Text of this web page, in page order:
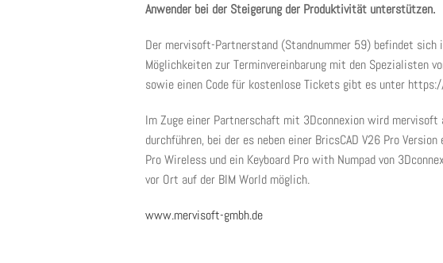
Anwender bei der Steigerung der Produktivität unterstützen.
Der mervisoft-Partnerstand (Standnummer 59) befindet sich
Möglichkeiten zur Terminvereinbarung mit den Spezialisten
sowie einen Code für kostenlose Tickets gibt es unter
Im Zuge einer Partnerschaft mit 3Dconnexion wird mervisoft
durchführen, bei der es neben einer BricsCAD V26 Pro
Pro Wireless und ein Keyboard Pro with Numpad von
vor Ort auf der BIM World möglich.
www.mervisoft-gmbh.de